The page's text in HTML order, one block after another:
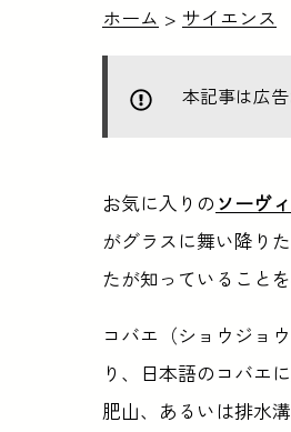
ホーム > サイエンス
本記事は広
お気に入りの ソーヴ
がグラスに舞い降り
たが知っていること
コバエ（ショウジョ
り、日本語のコバエ
肥山、あるいは排水